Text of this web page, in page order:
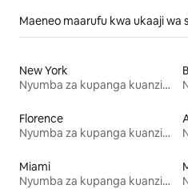
Maeneo maarufu kwa ukaaji wa
New York
Nyumba za kupanga kuanzia mwezi mmoja
Florence
Nyumba za kupanga kuanzia mwezi mmoja
Miami
Nyumba za kupanga kuanzia mwezi mmoja